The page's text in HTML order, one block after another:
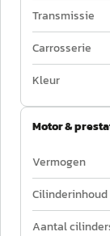
Transmissie
Carrosserie
Kleur
Motor &
Vermogen
Cilinderinhoud
Aantal